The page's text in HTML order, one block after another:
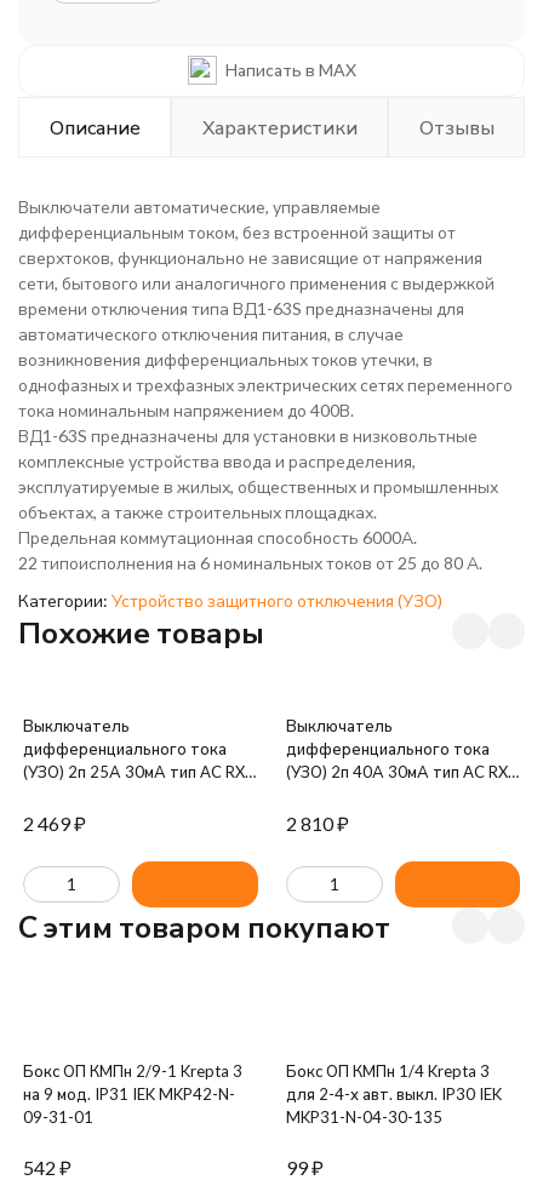
Написать в MAX
Описание Характеристики Отзывы
Выключатели автоматические, управляемые
дифференциальным током, без встроенной защиты от
сверхтоков, функционально не зависящие от напряжения
сети, бытового или аналогичного применения с выдержкой
времени отключения типа ВД1-63S предназначены для
автоматического отключения питания, в случае
возникновения дифференциальных токов утечки, в
однофазных и трехфазных электрических сетях переменного
тока номинальным напряжением до 400В.
ВД1-63S предназначены для установки в низковольтные
комплексные устройства ввода и распределения,
эксплуатируемые в жилых, общественных и промышленных
объектах, а также строительных площадках.
Предельная коммутационная способность 6000А.
22 типоисполнения на 6 номинальных токов от 25 до 80 А.
Категории: Устройство защитного отключения (УЗО)
Похожие товары
Выключатель
дифференциального тока
(УЗО) 2п 25А 30мА тип AC RX3
2 469₽
Выключатель
дифференциального тока
(УЗО) 2п 40А 30мА тип AC RX3
2 810₽
C этим товаром покупают
Бокс ОП КМПн 2/9-1 Krepta 3
на 9 мод. IP31 IEK MKP42-N-
09-31-01
542 ₽
Бокс ОП КМПн 1/4 Krepta 3
для 2-4-х авт. выкл. IP30 IEK
MKP31-N-04-30-135
99₽